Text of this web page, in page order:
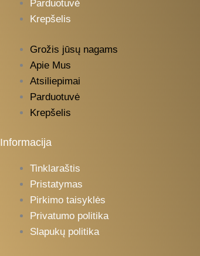
Parduotuvė
Krepšelis
Grožis jūsų nagams
Apie Mus
Atsiliepimai
Parduotuvė
Krepšelis
Informacija
Tinklaraštis
Pristatymas
Pirkimo taisyklės
Privatumo politika
Slapukų politika